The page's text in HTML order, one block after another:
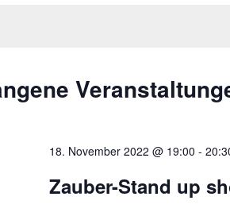
18. November 2022 @ 19:00 -
Zauber-Stand up